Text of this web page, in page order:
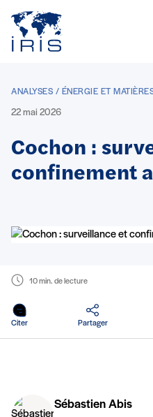
Aller au contenu principal
ANALYSES / ÉNERGIE ET
22 mai 2026
Cochon :
confinement
10 min. de lecture
Citer Partager
Sébastien Abis